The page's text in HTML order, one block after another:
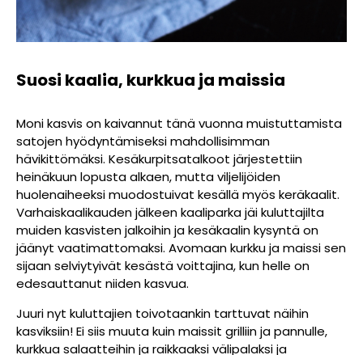
Suosi kaalia, kurkkua ja maissia
Moni kasvis on kaivannut tänä vuonna muistuttamista
satojen hyödyntämiseksi mahdollisimman
hävikittömäksi. Kesäkurpitsatalkoot järjestettiin
heinäkuun lopusta alkaen, mutta viljelijöiden
huolenaiheeksi muodostuivat kesällä myös keräkaalit.
Varhaiskaalikauden jälkeen kaaliparka jäi kuluttajilta
muiden kasvisten jalkoihin ja kesäkaalin kysyntä on
jäänyt vaatimattomaksi. Avomaan kurkku ja maissi sen
sijaan selviytyivät kesästä voittajina, kun helle on
edesauttanut niiden kasvua.
Juuri nyt kuluttajien toivotaankin tarttuvat näihin
kasviksiin! Ei siis muuta kuin maissit grilliin ja pannulle,
kurkkua salaatteihin ja raikkaaksi välipalaksi ja